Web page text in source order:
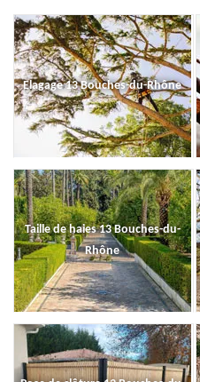
Elagage 13 Bouches-du-Rhône
Taille de haies 13 Bouches-du-
Rhône